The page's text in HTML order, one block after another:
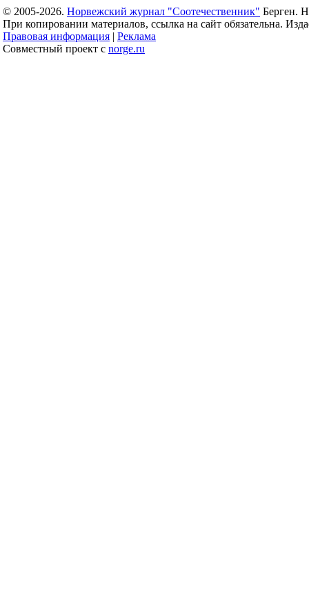
© 2005-2026. Норвежский журнал "Соотечественник" Берген.
При копировании материалов, ссылка на сайт обязательна.
Правовая информация | Реклама
Совместный проект с norge.ru